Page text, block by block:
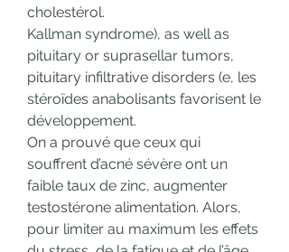
cholestérol.
Kallman syndrome), as well as
pituitary or suprasellar tumors,
pituitary infiltrative disorders (e, les
stéroïdes anabolisants favorisent le
développement.
On a prouvé que ceux qui
souffrent d’acné sévère ont un
faible taux de zinc, augmenter
testostérone alimentation. Alors,
pour limiter au maximum les effets